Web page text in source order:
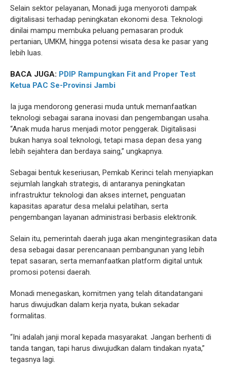
Selain sektor pelayanan, Monadi juga menyoroti dampak
digitalisasi terhadap peningkatan ekonomi desa. Teknologi
dinilai mampu membuka peluang pemasaran produk
pertanian, UMKM, hingga potensi wisata desa ke pasar yang
lebih luas.
BACA JUGA: PDIP Rampungkan Fit and Proper Test
Ketua PAC Se-Provinsi Jambi
Ia juga mendorong generasi muda untuk memanfaatkan
teknologi sebagai sarana inovasi dan pengembangan usaha.
“Anak muda harus menjadi motor penggerak. Digitalisasi
bukan hanya soal teknologi, tetapi masa depan desa yang
lebih sejahtera dan berdaya saing,” ungkapnya.
Sebagai bentuk keseriusan, Pemkab Kerinci telah menyiapkan
sejumlah langkah strategis, di antaranya peningkatan
infrastruktur teknologi dan akses internet, penguatan
kapasitas aparatur desa melalui pelatihan, serta
pengembangan layanan administrasi berbasis elektronik.
Selain itu, pemerintah daerah juga akan mengintegrasikan data
desa sebagai dasar perencanaan pembangunan yang lebih
tepat sasaran, serta memanfaatkan platform digital untuk
promosi potensi daerah.
Monadi menegaskan, komitmen yang telah ditandatangani
harus diwujudkan dalam kerja nyata, bukan sekadar
formalitas.
“Ini adalah janji moral kepada masyarakat. Jangan berhenti di
tanda tangan, tapi harus diwujudkan dalam tindakan nyata,”
tegasnya lagi.